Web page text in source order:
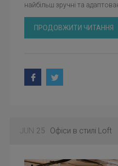
найбільш зручні та
ПРОДОВЖИТИ ЧИТАННЯ
JUN 25 Офіси в стилі Loft